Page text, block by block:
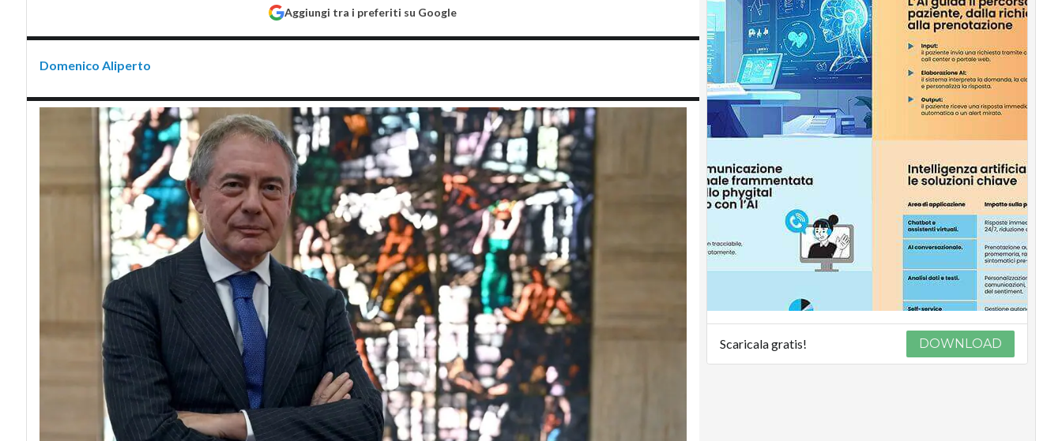
Aggiungi tra i preferiti su Google
Domenico Aliperto
Scaricala gratis! DOWNLOAD